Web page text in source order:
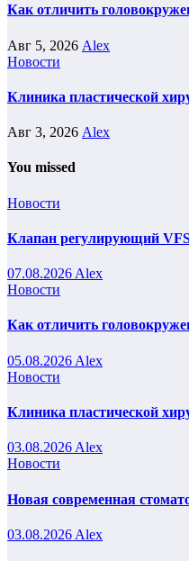
Как отличить
Авг 5, 2026 Alex
Новости
Клиника пластической
Авг 3, 2026 Alex
You missed
Новости
Клапан регулирующий
07.08.2026 Alex
Новости
Как отличить
05.08.2026 Alex
Новости
Клиника пластической
03.08.2026 Alex
Новости
Новая современная
03.08.2026 Alex